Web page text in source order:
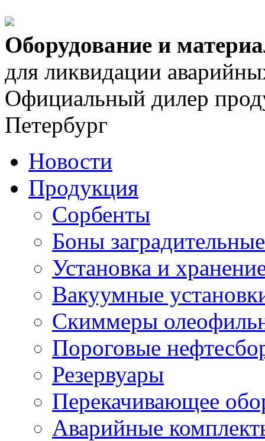
Оборудование и
для ликвидации
Официальный дилер
Петербург
Новости
Продукция
Сорбенты
Боны заградительные
Установка и
Вакуумные
Скиммеры
Пороговые
Резервуары
Перекачивающее
Аварийные